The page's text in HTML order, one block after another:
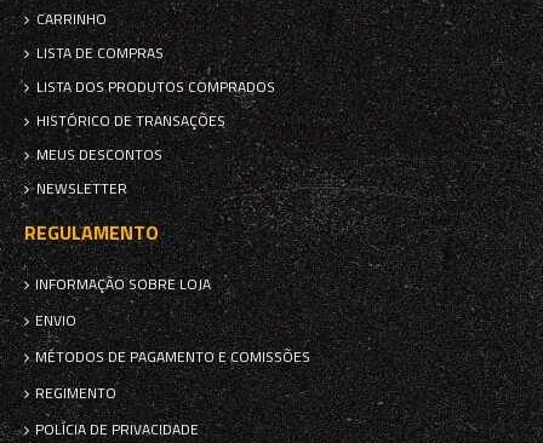
CARRINHO
LISTA DE COMPRAS
LISTA DOS PRODUTOS COMPRADOS
HISTÓRICO DE TRANSAÇÕES
MEUS DESCONTOS
NEWSLETTER
REGULAMENTO
INFORMAÇÃO SOBRE LOJA
ENVIO
MÉTODOS DE PAGAMENTO E COMISSÕES
REGIMENTO
POLÍCIA DE PRIVACIDADE